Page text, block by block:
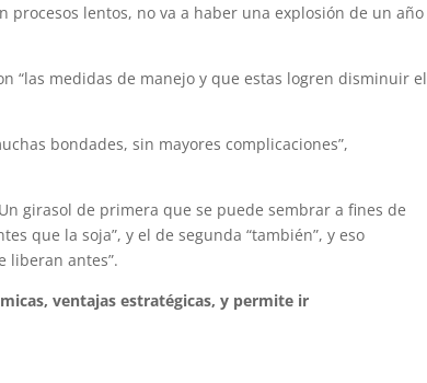
procesos lentos, no va a haber una explosión de un año
“las medidas de manejo y que estas logren disminuir el
bondades, sin mayores complicaciones”,
girasol de primera que se puede sembrar a fines de
que la soja”, y el de segunda “también”, y eso
liberan antes”.
ventajas estratégicas, y permite ir